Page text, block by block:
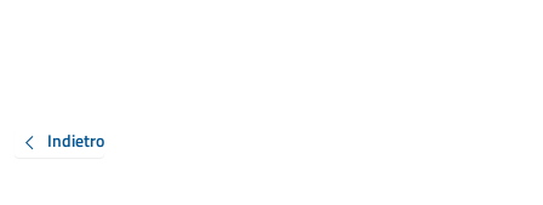
Indietro